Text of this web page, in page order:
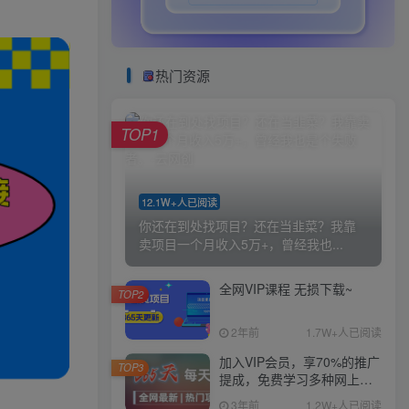
热门资源
12.1W+人已阅读
你还在到处找项目？还在当韭菜？我靠
卖项目一个月收入5万+，曾经我也...
TOP1
全网VIP课程 无损下载~
2年前 1.7W+人已阅读
TOP2
加入VIP会员，享70%的推广
提成，免费学习多种网上创
业课程，菜鸟秒变大神！
3年前 1.2W+人已阅读
TOP3